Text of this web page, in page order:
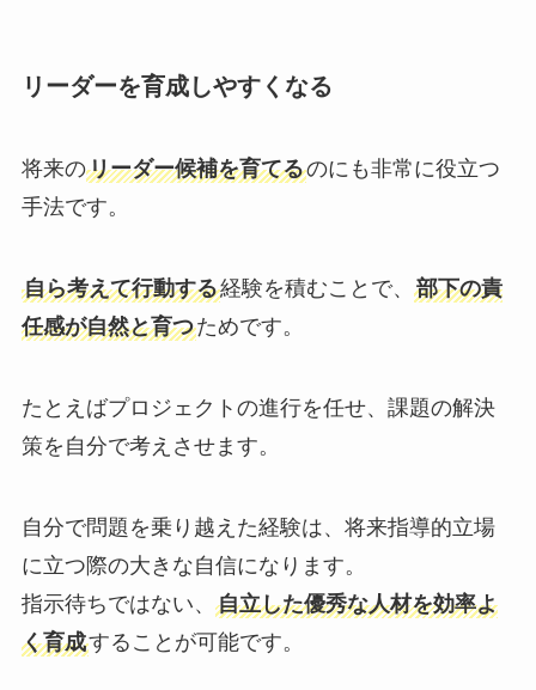
リーダーを育成しやすくなる
将来のリーダー候補を育てるのにも非常に役立つ
手法です。
自ら考えて行動する経験を積むことで、 部下の責
任感が自然と育つためです。
たとえばプロジェクトの進行を任せ、課題の解決
策を自分で考えさせます。
自分で問題を乗り越えた経験は、将来指導的立場
に立つ際の大きな自信になります。
指示待ちではない、 自立した優秀な人材を効率よ
く育成することが可能です。